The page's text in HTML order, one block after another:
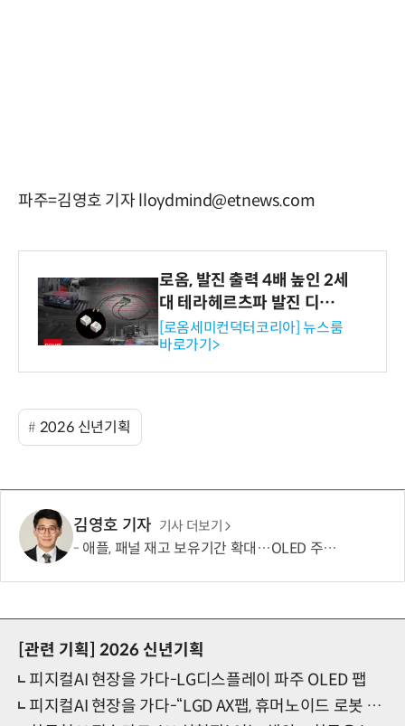
파주=김영호 기자 lloydmind@etnews.com
로옴, 발진 출력 4배 높인 2세
대 테라헤르츠파 발진 디바이
스 개발
[로옴세미컨덕터코리아] 뉴스룸
바로가기>
2026 신년기획
김영호 기자 기사 더보기
애플, 패널 재고 보유기간 확대…OLED 주문량 늘었다
[관련 기획] 2026 신년기획
피지컬AI 현장을 가다-LG디스플레이 파주 OLED 팹
피지컬AI 현장을 가다-“LGD AX팹, 휴머노이드 로봇 투입 검토”